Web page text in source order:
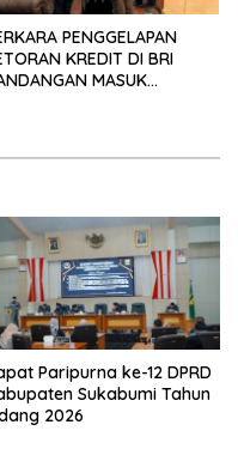
PENGGELAPAN
KREDIT DI BRI
MASUK
Paripurna ke-12 DPRD
Sukabumi Tahun
2026